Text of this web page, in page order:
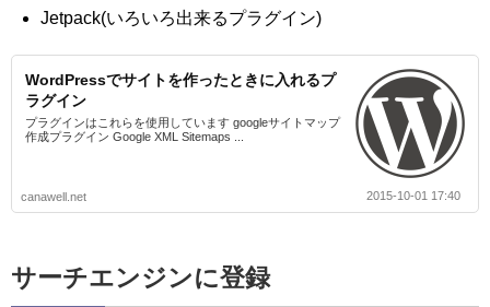
Jetpack(いろいろ出来るプラグイン)
WordPressでサイトを作ったときに入れるプ
ラグイン
プラグインはこれらを使用しています googleサイトマップ
作成プラグイン Google XML Sitemaps ...
canawell.net 2015-10-01 17:40
サーチエンジンに登録